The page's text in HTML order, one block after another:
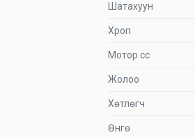
Шатахуун
Хроп
Мотор сс
Жолоо
Хөтлөгч
Өнгө